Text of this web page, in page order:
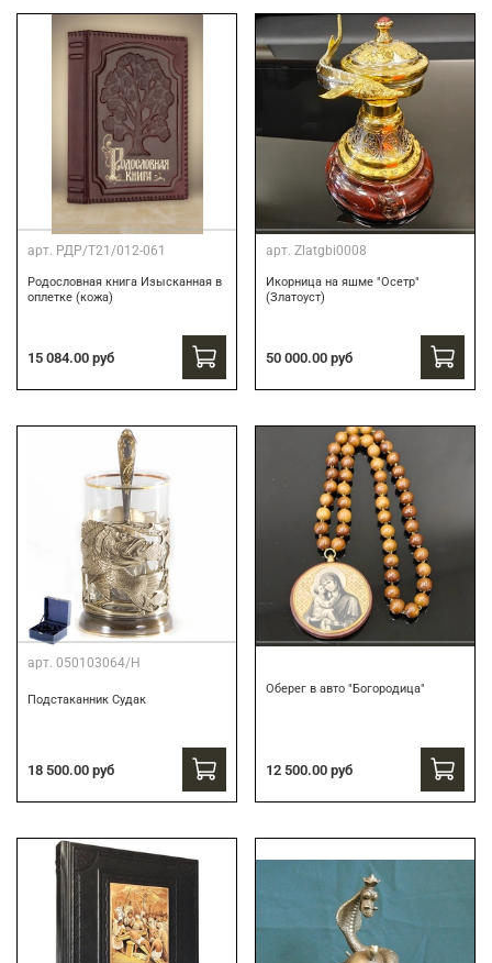
арт. РДР/Т21/012-061
Родословная книга Изысканная в
оплетке (кожа)
15 084.00 руб
арт. Zlatgbi0008
Икорница на яшме "Осетр"
(Златоуст)
50 000.00 руб
арт. 050103064/Н
Подстаканник Судак
18 500.00 руб
Оберег в авто "Богородица"
12 500.00 руб